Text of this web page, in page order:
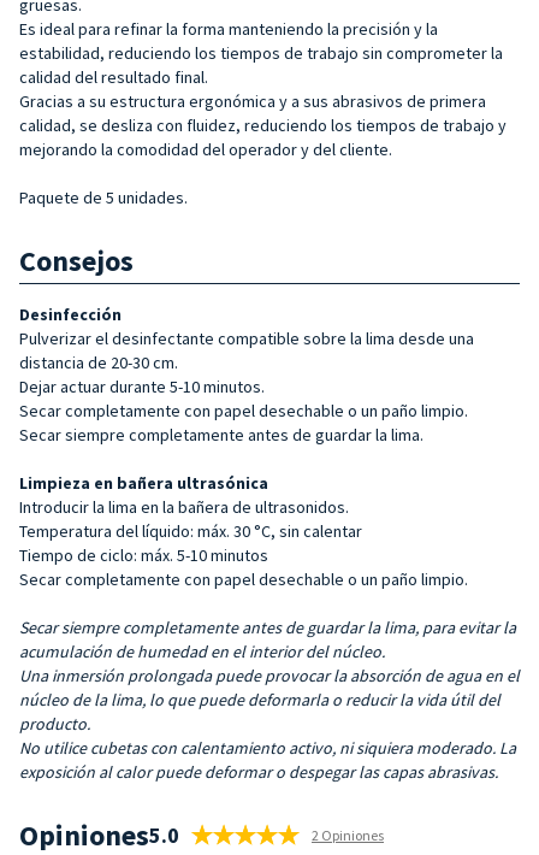
Es ideal para refinar la forma manteniendo la precisión y la
estabilidad, reduciendo los tiempos de trabajo sin comprometer la
calidad del resultado final.
Gracias a su estructura ergonómica y a sus abrasivos de primera
calidad, se desliza con fluidez, reduciendo los tiempos de trabajo y
mejorando la comodidad del operador y del cliente.
Paquete de 5 unidades.
Consejos
Desinfección
Pulverizar el desinfectante compatible sobre la lima desde una
distancia de 20-30 cm.
Dejar actuar durante 5-10 minutos.
Secar completamente con papel desechable o un paño limpio.
Secar siempre completamente antes de guardar la lima.
Limpieza en bañera ultrasónica
Introducir la lima en la bañera de ultrasonidos.
Temperatura del líquido: máx. 30 °C, sin calentar
Tiempo de ciclo: máx. 5-10 minutos
Secar completamente con papel desechable o un paño limpio.
Secar siempre completamente antes de guardar la lima, para evitar la
acumulación de humedad en el interior del núcleo.
Una inmersión prolongada puede provocarla absorción de agua en el
núcleo de la lima, lo que puede deformarla o reducir la vida útil del
producto.
No utilice cubetas con calentamiento activo, ni siquiera moderado. La
exposición al calor puede deformar o despegar las capas abrasivas.
Opiniones5.0 2 Opiniones